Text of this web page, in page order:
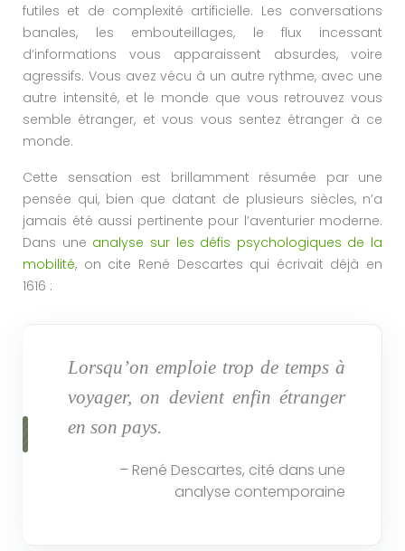
futiles et de complexité artificielle. Les conversations
banales, les embouteillages, le flux incessant
d’informations vous apparaissent absurdes, voire
agressifs. Vous avez vécu à un autre rythme, avec une
autre intensité, et le monde que vous retrouvez vous
semble étranger, et vous vous sentez étranger à ce
monde.
Cette sensation est brillamment résumée par une
pensée qui, bien que datant de plusieurs siècles, n’a
jamais été aussi pertinente pour l’aventurier moderne.
Dans une analyse sur les défis psychologiques de la
mobilité, on cite René Descartes qui écrivait déjà en
1616 :
Lorsqu’on emploie trop de temps à
voyager, on devient enfin étranger
en son pays.
– René Descartes, cité dans une
analyse contemporaine